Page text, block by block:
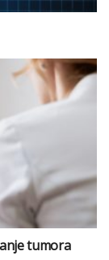
tumora